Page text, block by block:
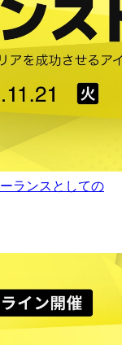
ランスとしての